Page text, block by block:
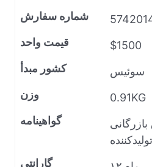
شماره سفارش
قیمت واحد
$1500
کشور مبدأ
سوئیس
وزن
0.91KG
گواهینامه
گارانتی